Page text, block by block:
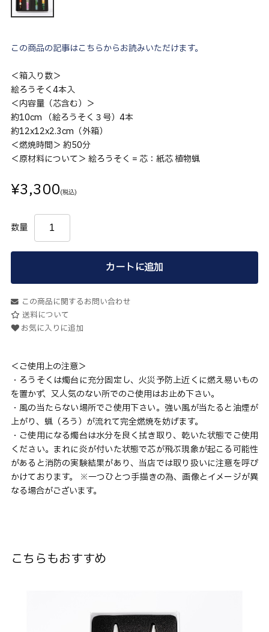
この商品の記事はこちらからお読みいただけます。
＜箱入り数＞
絵ろうそく4本入
＜内容量（芯含む）＞
約10cm （絵ろうそく３号）4本
約12x12x2.3cm（外箱）
＜燃焼時間＞ 約50分
＜原材料について＞ 絵ろうそく = 芯：紙芯 植物蝋
¥3,300(税込)
数量
カートに追加
この商品に関するお問い合わせ
送料について
お気に入りに追加
＜ご使用上の注意＞
・ろうそくは燭台に充分固定し、火災予防上近くに燃え易いもの
を置かず、又人気のない所でのご使用はお止め下さい。
・風の当たらない場所でご使用下さい。強い風が当たると油煙が
上がり、蝋（ろう）が流れて完全燃焼を妨げます。
・ご使用になる燭台は水分を良く拭き取り、乾いた状態でご使用
ください。まれに炎が付いた状態で芯が飛ぶ現象が起こる可能性
があると消防の実験結果があり、当店では取り扱いに注意を呼び
かけております。 ※一つひとつ手描きの為、画像とイメージが異
なる場合がございます。
こちらもおすすめ